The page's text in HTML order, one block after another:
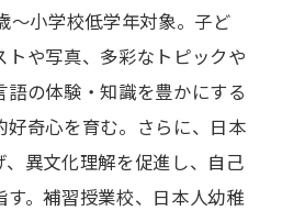
～小学校低学年対象。子ど
や写真、多彩なトピックや
の体験・知識を豊かにする
好奇心を育む。さらに、日本
異文化理解を促進し、自己
。補習授業校、日本人幼稚